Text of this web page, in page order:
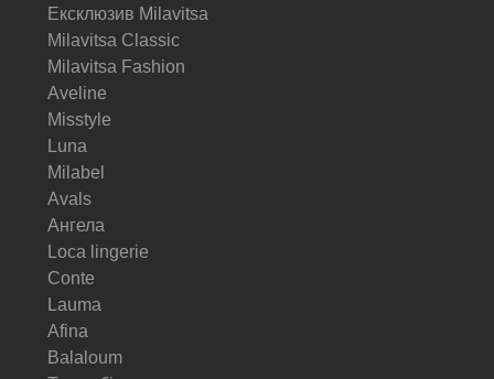
Ексклюзив Milavitsa
Milavitsa Classic
Milavitsa Fashion
Aveline
Misstyle
Luna
Milabel
Avals
Ангела
Loca lingerie
Conte
Lauma
Afina
Balaloum